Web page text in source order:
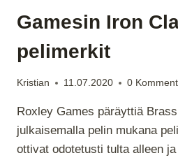
Gamesin Iron
pelimerkit
Kristian 11.07.2020 0
Roxley Games päräyttiä
julkaisemalla pelin mukana
ottivat odotetusti tulta alleen